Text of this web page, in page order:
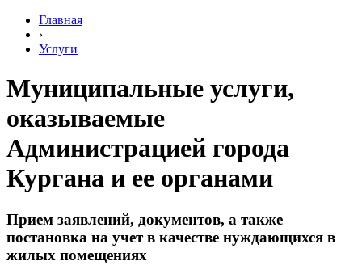
Главная
›
Услуги
Муниципальные услуги,
оказываемые
Администрацией города
Кургана и ее органами
Прием заявлений, документов, а также
постановка на учет в качестве нуждающихся в
жилых помещениях